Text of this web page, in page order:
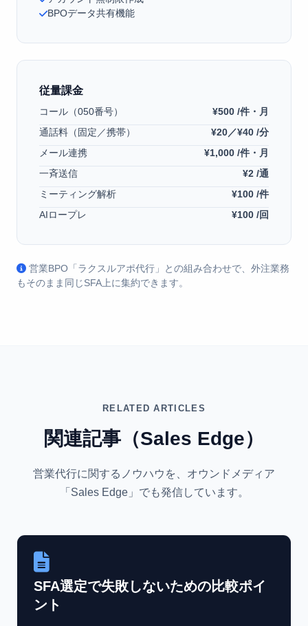
BPOデータ共有機能
従量課金
コール（050番号）
¥500 /件・月
通話料（固定／携帯）
¥20／¥40 /分
メール連携
¥1,000 /件・月
一斉送信
¥2 /通
ミーティング解析
¥100 /件
AIロープレ
¥100 /回
営業BPO「ラクスルアポ代行」との組み合わせで、外注業務
もそのまま同じSFA上に集約できます。
RELATED ARTICLES
関連記事（Sales Edge）
営業代行に関するノウハウを、オウンドメディア
「Sales Edge」でも発信しています。
SFA選定で失敗しないための比較ポイ
ント